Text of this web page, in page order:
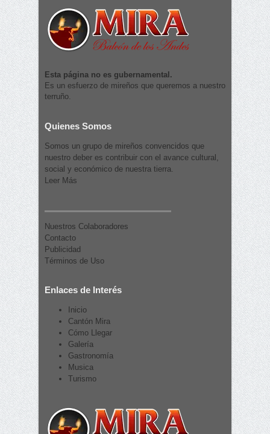
Esta página no es gubernamental.
Es un esfuerzo de mireños que queremos a nuestro
terruño.
Quienes Somos
Somos un grupo de mireños convencidos que
nuestro deber es contribuir con el avance cultural,
social y económico de nuestra tierra.
Leer Más
Nuestros Colaboradores
Contacto
Publicidad
Términos de Uso
Enlaces de Interés
Inicio
Cantón Mira
Cómo Llegar
Galería
Gastronomía
Musica
Turismo